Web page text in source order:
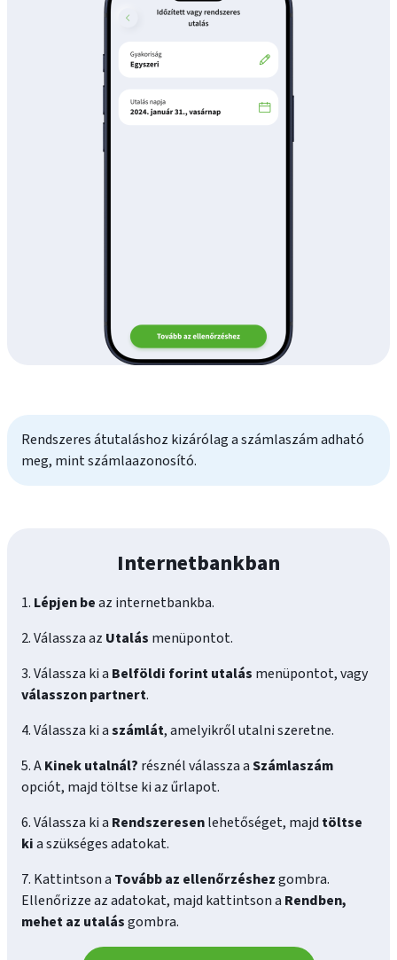
Rendszeres átutaláshoz kizárólag a számlaszám adható
meg, mint számlaazonosító.
Internetbankban
1. Lépjen beaz internetbankba.
2. Válassza az Utalás menüpontot.
3. Válassza ki a Belföldi forint utalás menüpontot, vagy
válasszon partnert.
4. Válassza ki aszámlát, amelyikről utalni szeretne.
5. AKinek utalnál? résznél válassza aSzámlaszám
opciót, majd töltse ki az űrlapot.
6. Válassza ki a Rendszeresenlehetőséget, majd töltse
kia szükséges adatokat.
7. Kattintson a Tovább az ellenőrzéshezgombra.
Ellenőrizze az adatokat, majd kattintson a Rendben,
mehet az utalásgombra.